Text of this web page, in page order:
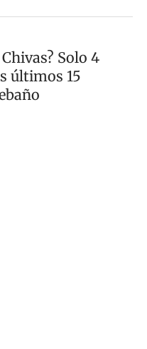
Solo 4
últimos 15